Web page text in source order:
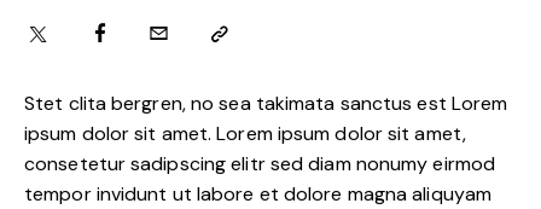
Stet clita bergren, no sea takimata sanctus est Lorem
ipsum dolor sit amet. Lorem ipsum dolor sit amet,
consetetur sadipscing elitr sed diam nonumy eirmod
tempor invidunt ut labore et dolore magna aliquyam